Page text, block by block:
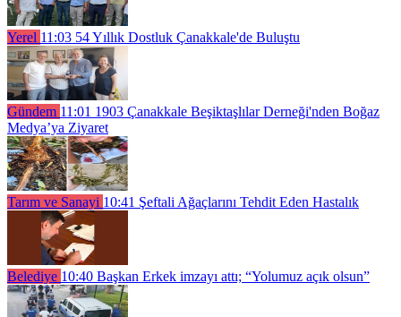
Yerel 11:03 54 Yıllık Dostluk Çanakkale'de Buluştu
Gündem 11:01 1903 Çanakkale Beşiktaşlılar Derneği'nden Boğaz
Medya’ya Ziyaret
Tarım ve Sanayi 10:41 Şeftali Ağaçlarını Tehdit Eden Hastalık
Belediye 10:40 Başkan Erkek imzayı attı; “Yolumuz açık olsun”